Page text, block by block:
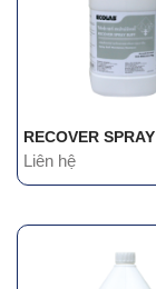
RECOVER
Liên hệ